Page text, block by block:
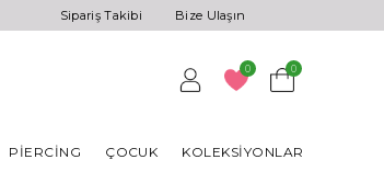
Sipariş Takibi Bize Ulaşın
0 0
PIERCING ÇOCUK KOLEKSIYONLAR